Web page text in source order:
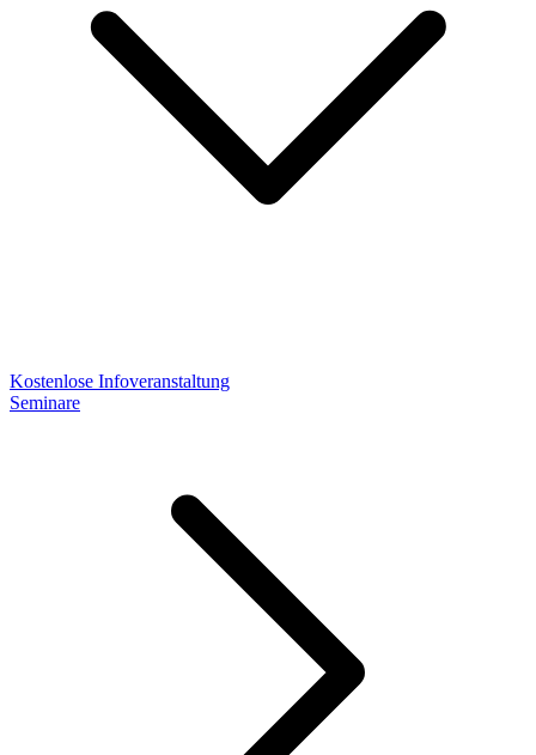
Kostenlose Infoveranstaltung
Seminare